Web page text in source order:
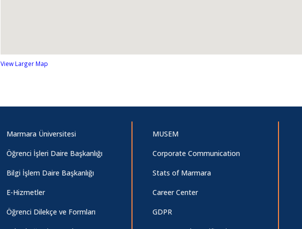
View Larger Map
Marmara Üniversitesi
Öğrenci İşleri Daire Başkanlığı
Bilgi İşlem Daire Başkanlığı
E-Hizmetler
Öğrenci Dilekçe ve Formları
MUSEM
Corporate Communication
Stats of Marmara
Career Center
GDPR